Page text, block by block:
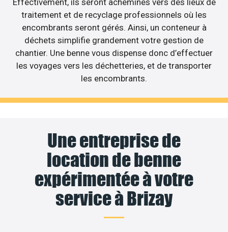
Effectivement, ils seront acheminés vers des lieux de
traitement et de recyclage professionnels où les
encombrants seront gérés. Ainsi, un conteneur à
déchets simplifie grandement votre gestion de
chantier. Une benne vous dispense donc d’effectuer
les voyages vers les déchetteries, et de transporter
les encombrants.
Une entreprise de
location de benne
expérimentée à votre
service à Brizay